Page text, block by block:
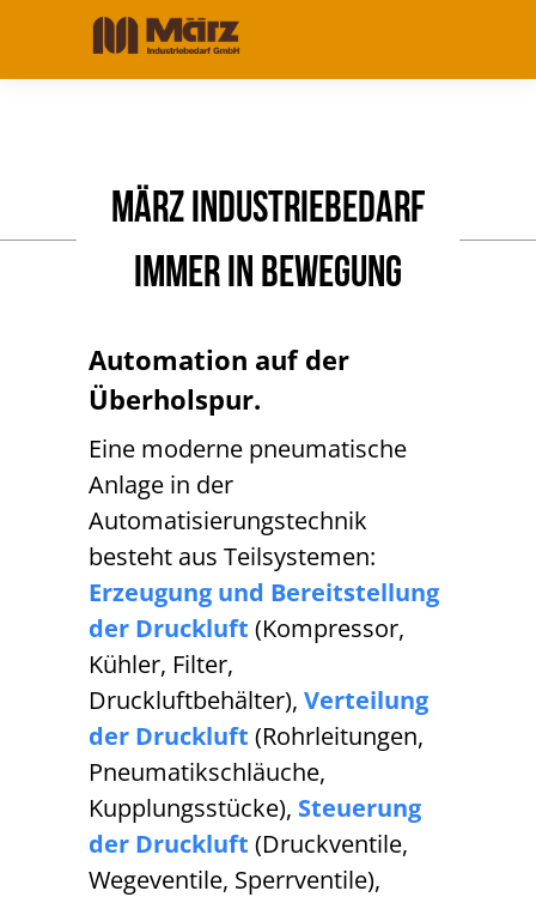
MÄRZ INDUSTRIEBEDARF
immer in Bewegung
Automation auf der
Überholspur.
Eine moderne pneumatische
Anlage in der
Automatisierungstechnik
besteht aus Teilsystemen:
Erzeugung und Bereitstellung
der Druckluft (Kompressor,
Kühler, Filter,
Druckluftbehälter), Verteilung
der Druckluft (Rohrleitungen,
Pneumatikschläuche,
Kupplungsstücke), Steuerung
der Druckluft (Druckventile,
Wegeventile, Sperrventile),